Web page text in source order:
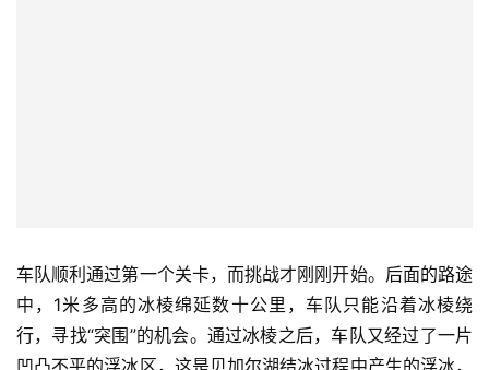
首
页
车队顺利通过第一个关卡，而挑战才刚刚开始。后面的路途
中，1米多高的冰棱绵延数十公里，车队只能沿着冰棱绕
行，寻找“突围”的机会。通过冰棱之后，车队又经过了一片